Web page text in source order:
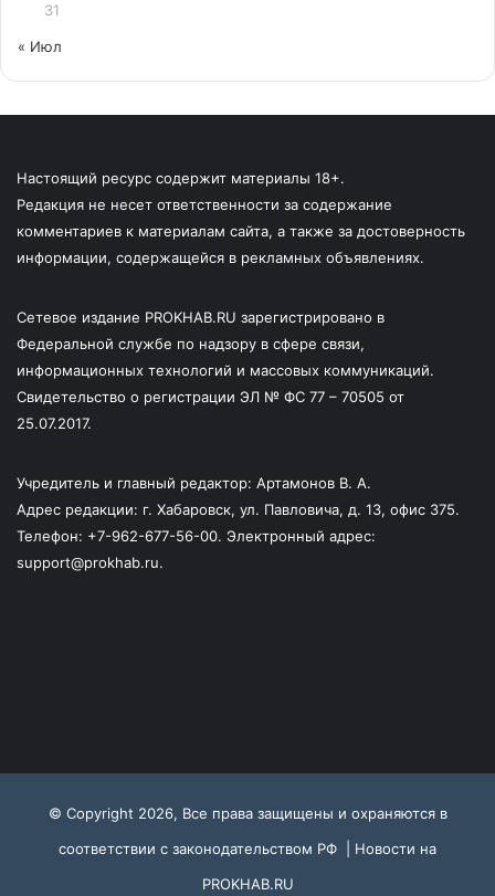
31
« Июл
Настоящий ресурс содержит материалы 18+.
Редакция не несет ответственности за содержание
комментариев к материалам сайта, а также за достоверность
информации, содержащейся в рекламных объявлениях.
Сетевое издание PROKHAB.RU зарегистрировано в
Федеральной службе по надзору в сфере связи,
информационных технологий и массовых коммуникаций.
Свидетельство о регистрации ЭЛ № ФС 77 – 70505 от
25.07.2017.
Учредитель и главный редактор: Артамонов В. А.
Адрес редакции: г. Хабаровск, ул. Павловича, д. 13, офис 375.
Телефон: +7-962-677-56-00. Электронный адрес:
support@prokhab.ru.
© Copyright 2026, Все права защищены и охраняются в
соответствии с законодательством РФ | Новости на
PROKHAB.RU